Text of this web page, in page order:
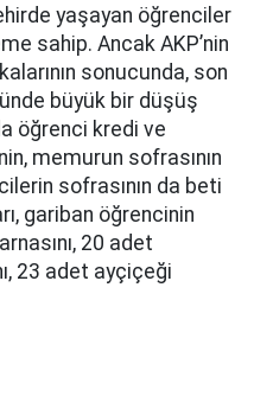
yaşayan öğrenciler
sahip. Ancak AKP’nin
sonucunda, son
büyük bir düşüş
öğrenci kredi ve
memurun sofrasının
sofrasının da beti
gariban öğrencinin
20 adet
23 adet ayçiçeği